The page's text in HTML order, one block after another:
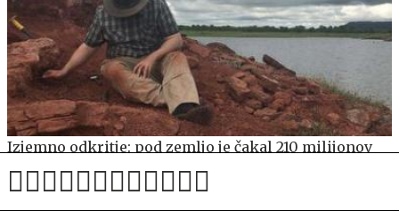
Izjemno odkritje: pod zemljo je čakal 210 milijonov
let